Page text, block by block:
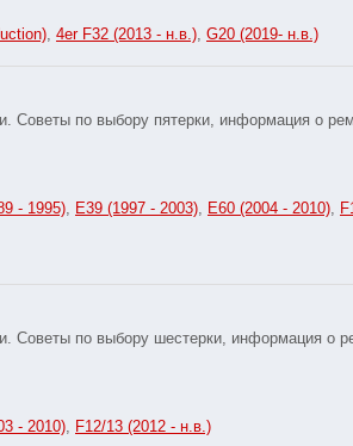
4er F32 (2013 - н.в.) G20 (2019- н.в.)
Советы по выбору пятерки, информация о
- 1995) E39 (1997 - 2003) E60 (2004 - 2010)
Советы по выбору шестерки, информация о
- 2010) F12/13 (2012 - н.в.)